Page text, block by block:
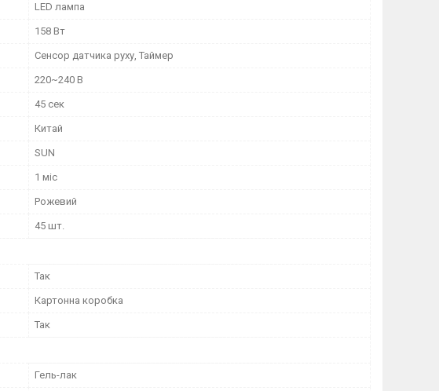
LED лампа
158 Вт
Сенсор датчика руху, Таймер
220~240 В
45 сек
Китай
SUN
1 міс
Рожевий
45 шт.
Так
Картонна коробка
Так
Гель-лак